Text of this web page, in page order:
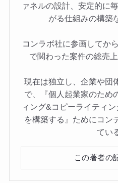
ァネルの設計、安定的に
がる仕組みの構築
コンラボ社に参画してか
で関わった案件の総売
現在は独立し、企業や団
で、『個人起業家のため
ィング&コピーライティ
を構築する』ためにコン
てい
この著者の